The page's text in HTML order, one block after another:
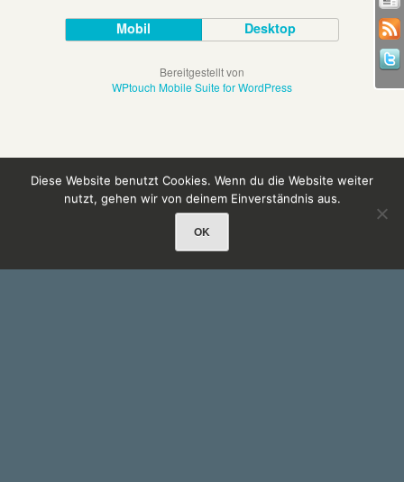
Mobil Desktop
Bereitgestellt von
WPtouch Mobile Suite for WordPress
Diese Website benutzt Cookies. Wenn du die Website weiter
nutzt, gehen wir von deinem Einverständnis aus.
OK